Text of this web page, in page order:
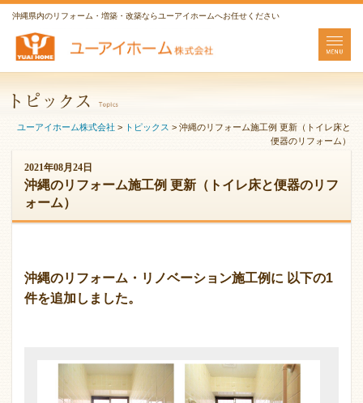
沖縄県内のリフォーム・増築・改築ならユーアイホームへお任せください
ユーアイホーム株式会社 > トピックス > 沖縄のリフォーム施工例 更新（トイレ床と
便器のリフォーム）
2021年08月24日
沖縄のリフォーム施工例 更新（トイレ床と便器のリフ
ォーム）
沖縄のリフォーム・リノベーション施工例に 以下の1
件を追加しました。